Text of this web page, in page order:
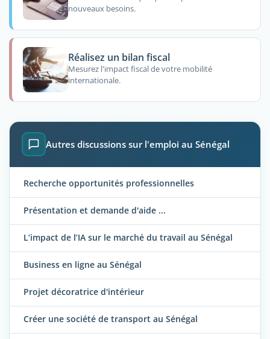
nouveaux besoins.
Réalisez un bilan fiscal
Mesurez l'impact fiscal de votre mobilité
internationale.
Autres discussions sur l'emploi au Sénégal
Recherche opportunités professionnelles
Présentation et demande d'aide ...
L’impact de l’IA sur le marché du travail au Sénégal
Business en ligne au Sénégal
Projet décoratrice d'intérieur
Créer une société de transport au Sénégal